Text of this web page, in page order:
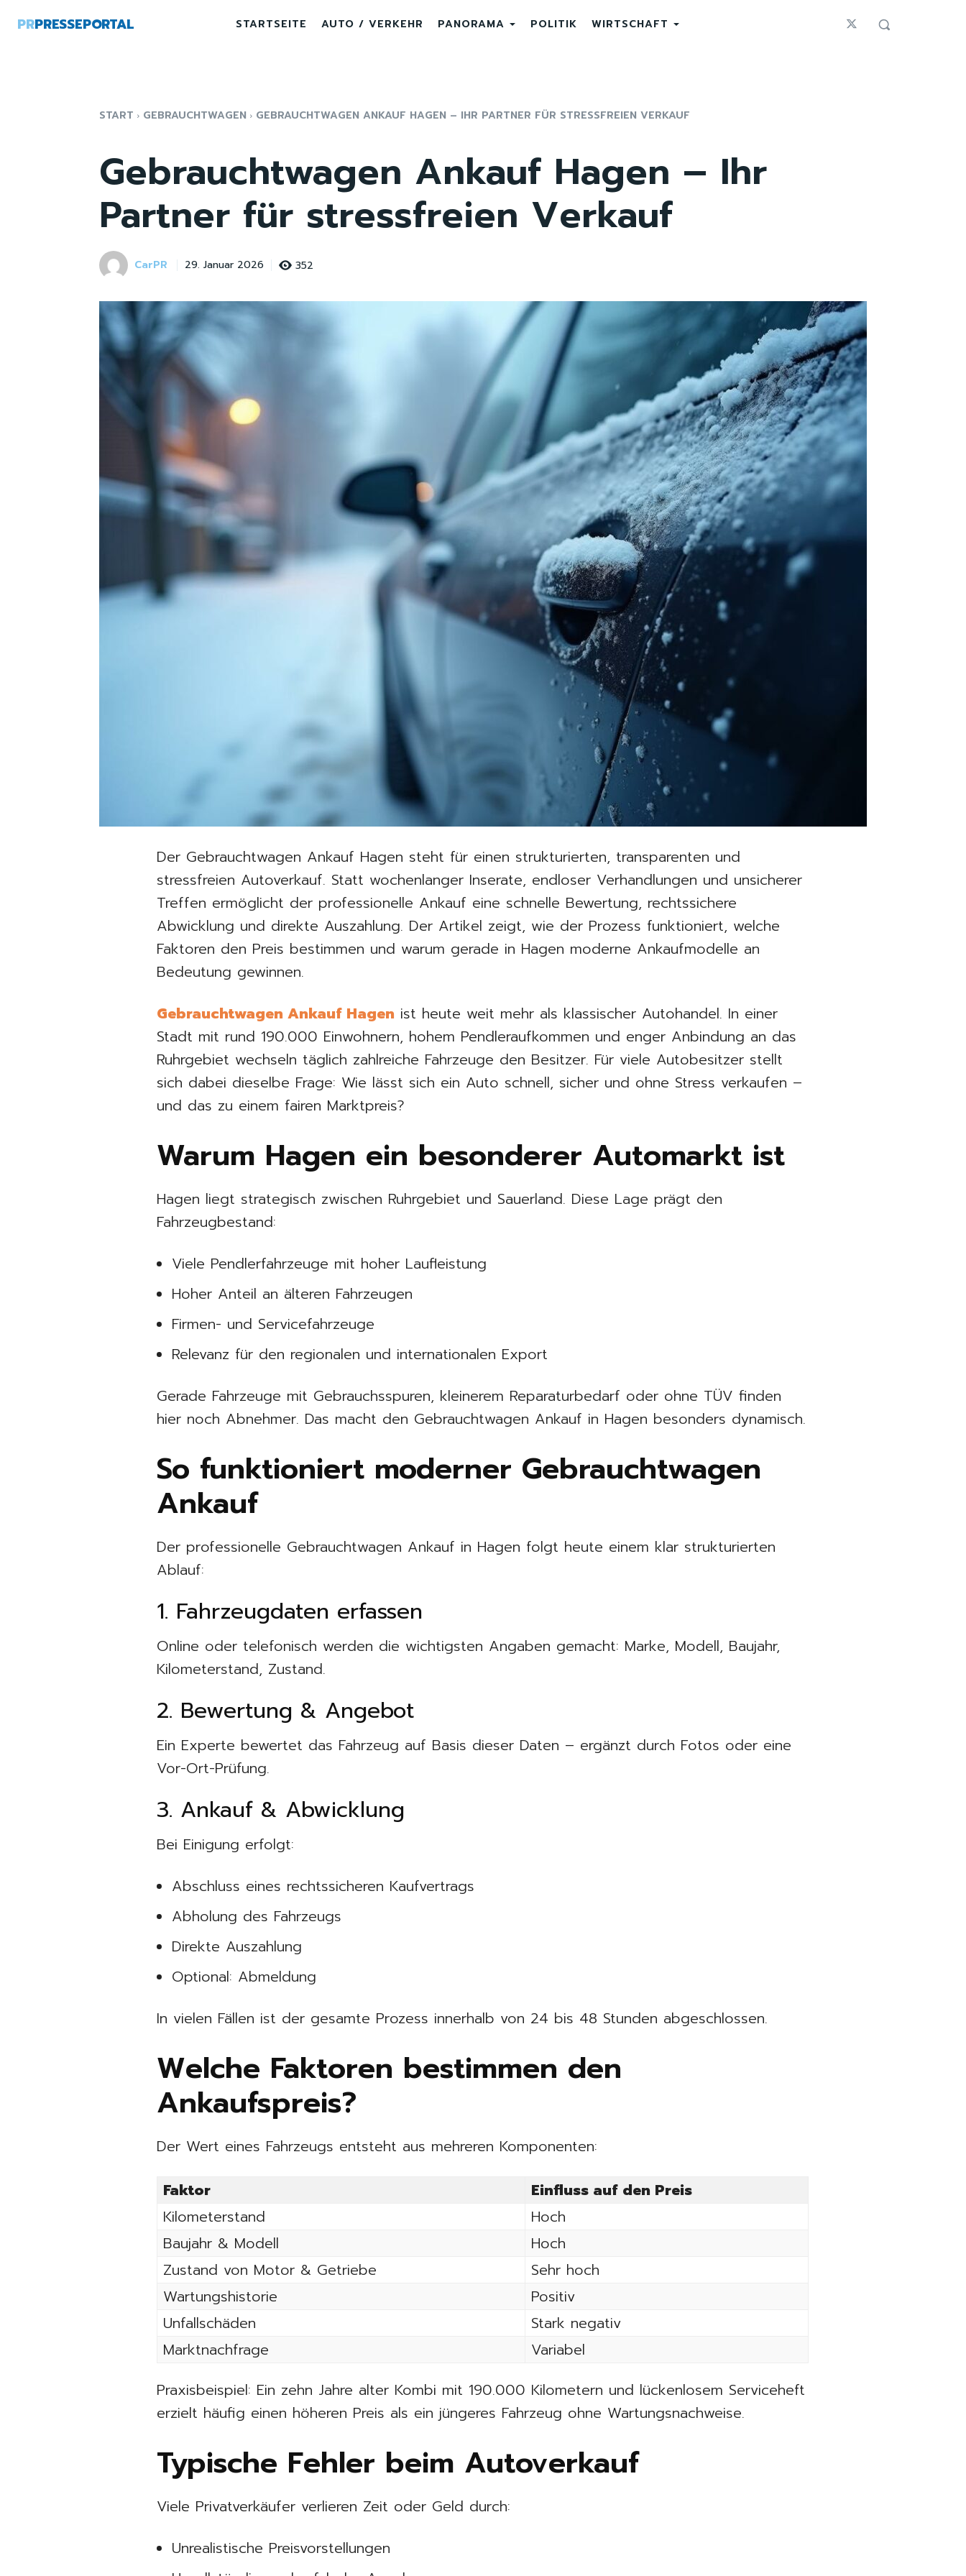
PRPRESSEPORTAL STARTSEITE AUTO / VERKEHR PANORAMA POLITIK WIRTSCHAFT
START GEBRAUCHTWAGEN GEBRAUCHTWAGEN ANKAUF HAGEN – IHR PARTNER FÜR STRESSFREIEN VERKAUF
Gebrauchtwagen Ankauf Hagen – Ihr
Partner für stressfreien Verkauf
CarPR 29. Januar 2026 352
Der Gebrauchtwagen Ankauf Hagen steht für einen strukturierten, transparenten und
stressfreien Autoverkauf. Statt wochenlanger Inserate, endloser Verhandlungen und unsicherer
Treffen ermöglicht der professionelle Ankauf eine schnelle Bewertung, rechtssichere
Abwicklung und direkte Auszahlung. Der Artikel zeigt, wie der Prozess funktioniert, welche
Faktoren den Preis bestimmen und warum gerade in Hagen moderne Ankaufmodelle an
Bedeutung gewinnen.
Gebrauchtwagen Ankauf Hagen ist heute weit mehr als klassischer Autohandel. In einer
Stadt mit rund 190.000 Einwohnern, hohem Pendleraufkommen und enger Anbindung an das
Ruhrgebiet wechseln täglich zahlreiche Fahrzeuge den Besitzer. Für viele Autobesitzer stellt
sich dabei dieselbe Frage: Wie lässt sich ein Auto schnell, sicher und ohne Stress verkaufen –
und das zu einem fairen Marktpreis?
Warum Hagen ein besonderer Automarkt ist
Hagen liegt strategisch zwischen Ruhrgebiet und Sauerland. Diese Lage prägt den
Fahrzeugbestand:
Viele Pendlerfahrzeuge mit hoher Laufleistung
Hoher Anteil an älteren Fahrzeugen
Firmen- und Servicefahrzeuge
Relevanz für den regionalen und internationalen Export
Gerade Fahrzeuge mit Gebrauchsspuren, kleinerem Reparaturbedarf oder ohne TÜV finden
hier noch Abnehmer. Das macht den Gebrauchtwagen Ankauf in Hagen besonders dynamisch.
So funktioniert moderner Gebrauchtwagen
Ankauf
Der professionelle Gebrauchtwagen Ankauf in Hagen folgt heute einem klar strukturierten
Ablauf:
1. Fahrzeugdaten erfassen
Online oder telefonisch werden die wichtigsten Angaben gemacht: Marke, Modell, Baujahr,
Kilometerstand, Zustand.
2. Bewertung & Angebot
Ein Experte bewertet das Fahrzeug auf Basis dieser Daten – ergänzt durch Fotos oder eine
Vor-Ort-Prüfung.
3. Ankauf & Abwicklung
Bei Einigung erfolgt:
Abschluss eines rechtssicheren Kaufvertrags
Abholung des Fahrzeugs
Direkte Auszahlung
Optional: Abmeldung
In vielen Fällen ist der gesamte Prozess innerhalb von 24 bis 48 Stunden abgeschlossen.
Welche Faktoren bestimmen den
Ankaufspreis?
Der Wert eines Fahrzeugs entsteht aus mehreren Komponenten:
Faktor
Einfluss auf den Preis
Kilometerstand
Hoch
Baujahr & Modell
Hoch
Zustand von Motor & Getriebe
Sehr hoch
Wartungshistorie
Positiv
Unfallschäden
Stark negativ
Marktnachfrage
Variabel
Praxisbeispiel: Ein zehn Jahre alter Kombi mit 190.000 Kilometern und lückenlosem Serviceheft
erzielt häufig einen höheren Preis als ein jüngeres Fahrzeug ohne Wartungsnachweise.
Typische Fehler beim Autoverkauf
Viele Privatverkäufer verlieren Zeit oder Geld durch:
Unrealistische Preisvorstellungen